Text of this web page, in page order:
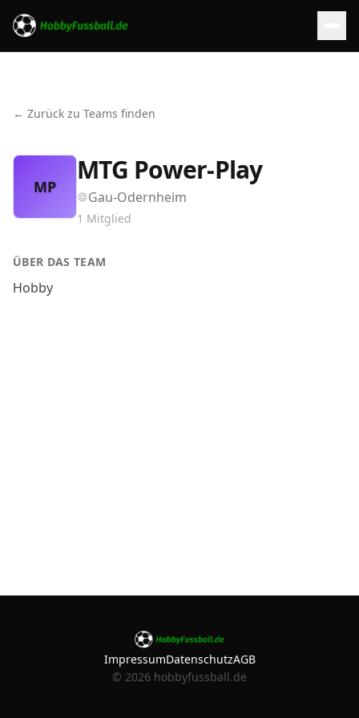
← Zurück zu Teams finden
MP
MTG Power-Play
Gau-Odernheim
1 Mitglied
ÜBER DAS TEAM
Hobby
ImpressumDatenschutzAGB
© 2026 hobbyfussball.de